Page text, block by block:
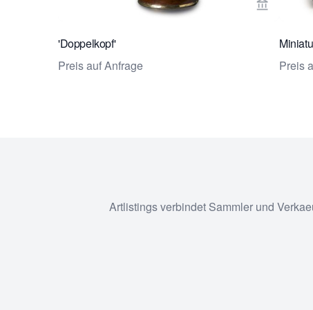
'Doppelkopf'
Preis auf Anfrage
Preis
Artlistings verbindet Sammler und